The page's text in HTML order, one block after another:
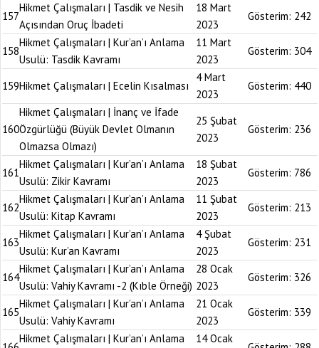
157
Hikmet Çalışmaları | Tasdik ve Nesih
Açısından Oruç İbadeti
18 Mart
2023
Gösterim: 242
158
Hikmet Çalışmaları | Kur’an’ı Anlama
Usulü: Tasdik Kavramı
11 Mart
2023
Gösterim: 304
159Hikmet Çalışmaları | Ecelin Kısalması
4 Mart
2023
Gösterim: 440
160
Hikmet Çalışmaları | İnanç ve İfade
Özgürlüğü (Büyük Devlet Olmanın
Olmazsa Olmazı)
25 Şubat
2023
Gösterim: 236
161
Hikmet Çalışmaları | Kur’an’ı Anlama
Usulü: Zikir Kavramı
18 Şubat
2023
Gösterim: 786
162
Hikmet Çalışmaları | Kur’an’ı Anlama
Usulü: Kitap Kavramı
11 Şubat
2023
Gösterim: 213
163
Hikmet Çalışmaları | Kur’an’ı Anlama
Usulü: Kur’an Kavramı
4 Şubat
2023
Gösterim: 231
164
Hikmet Çalışmaları | Kur’an’ı Anlama
Usulü: Vahiy Kavramı -2 (Kıble Örneği)
28 Ocak
2023
Gösterim: 326
165
Hikmet Çalışmaları | Kur’an’ı Anlama
Usulü: Vahiy Kavramı
21 Ocak
2023
Gösterim: 339
Hikmet Çalışmaları | Kur’an’ı Anlama
14 Ocak